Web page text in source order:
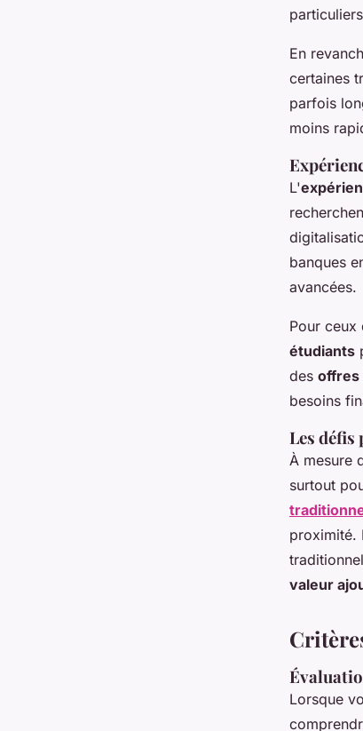
En
certaines
parfois
moins
L'
banques
avancées.
Pour ceux
étudiants
des offres
besoins
Les
À mesure
surtout
proximité.
valeur
Lorsque